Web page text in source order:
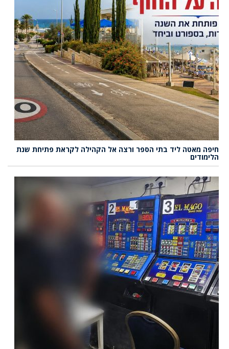
חיפה מאטה ליד בתי הספר ורצה אל הקהילה לקראת פתיחת שנת
הלימודים